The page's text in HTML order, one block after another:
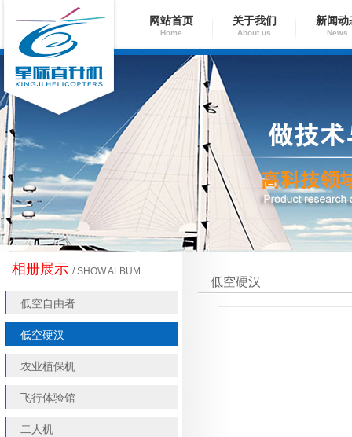
网站首页
Home
关于我们
About us
新闻动
News
相册展示 / SHOW ALBUM
低空自由者
低空硬汉
农业植保机
飞行体验馆
二人机
低空硬汉